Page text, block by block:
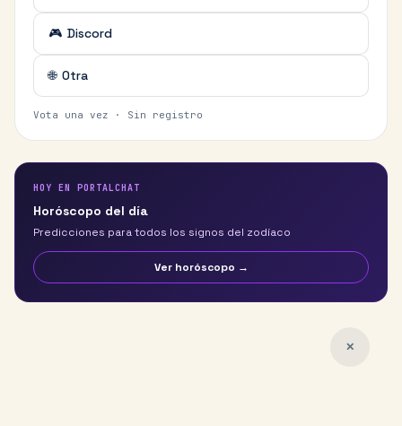
🎮 Discord
🌐 Otra
Vota una vez · Sin registro
HOY EN PORTALCHAT
Horóscopo del día
Predicciones para todos los signos del zodíaco
Ver horóscopo →
✕